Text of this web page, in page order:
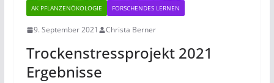
AK PFLANZENÖKOLOGIE FORSCHENDES LERNEN
9. September 2021 Christa Berner
Trockenstressprojekt 2021
Ergebnisse